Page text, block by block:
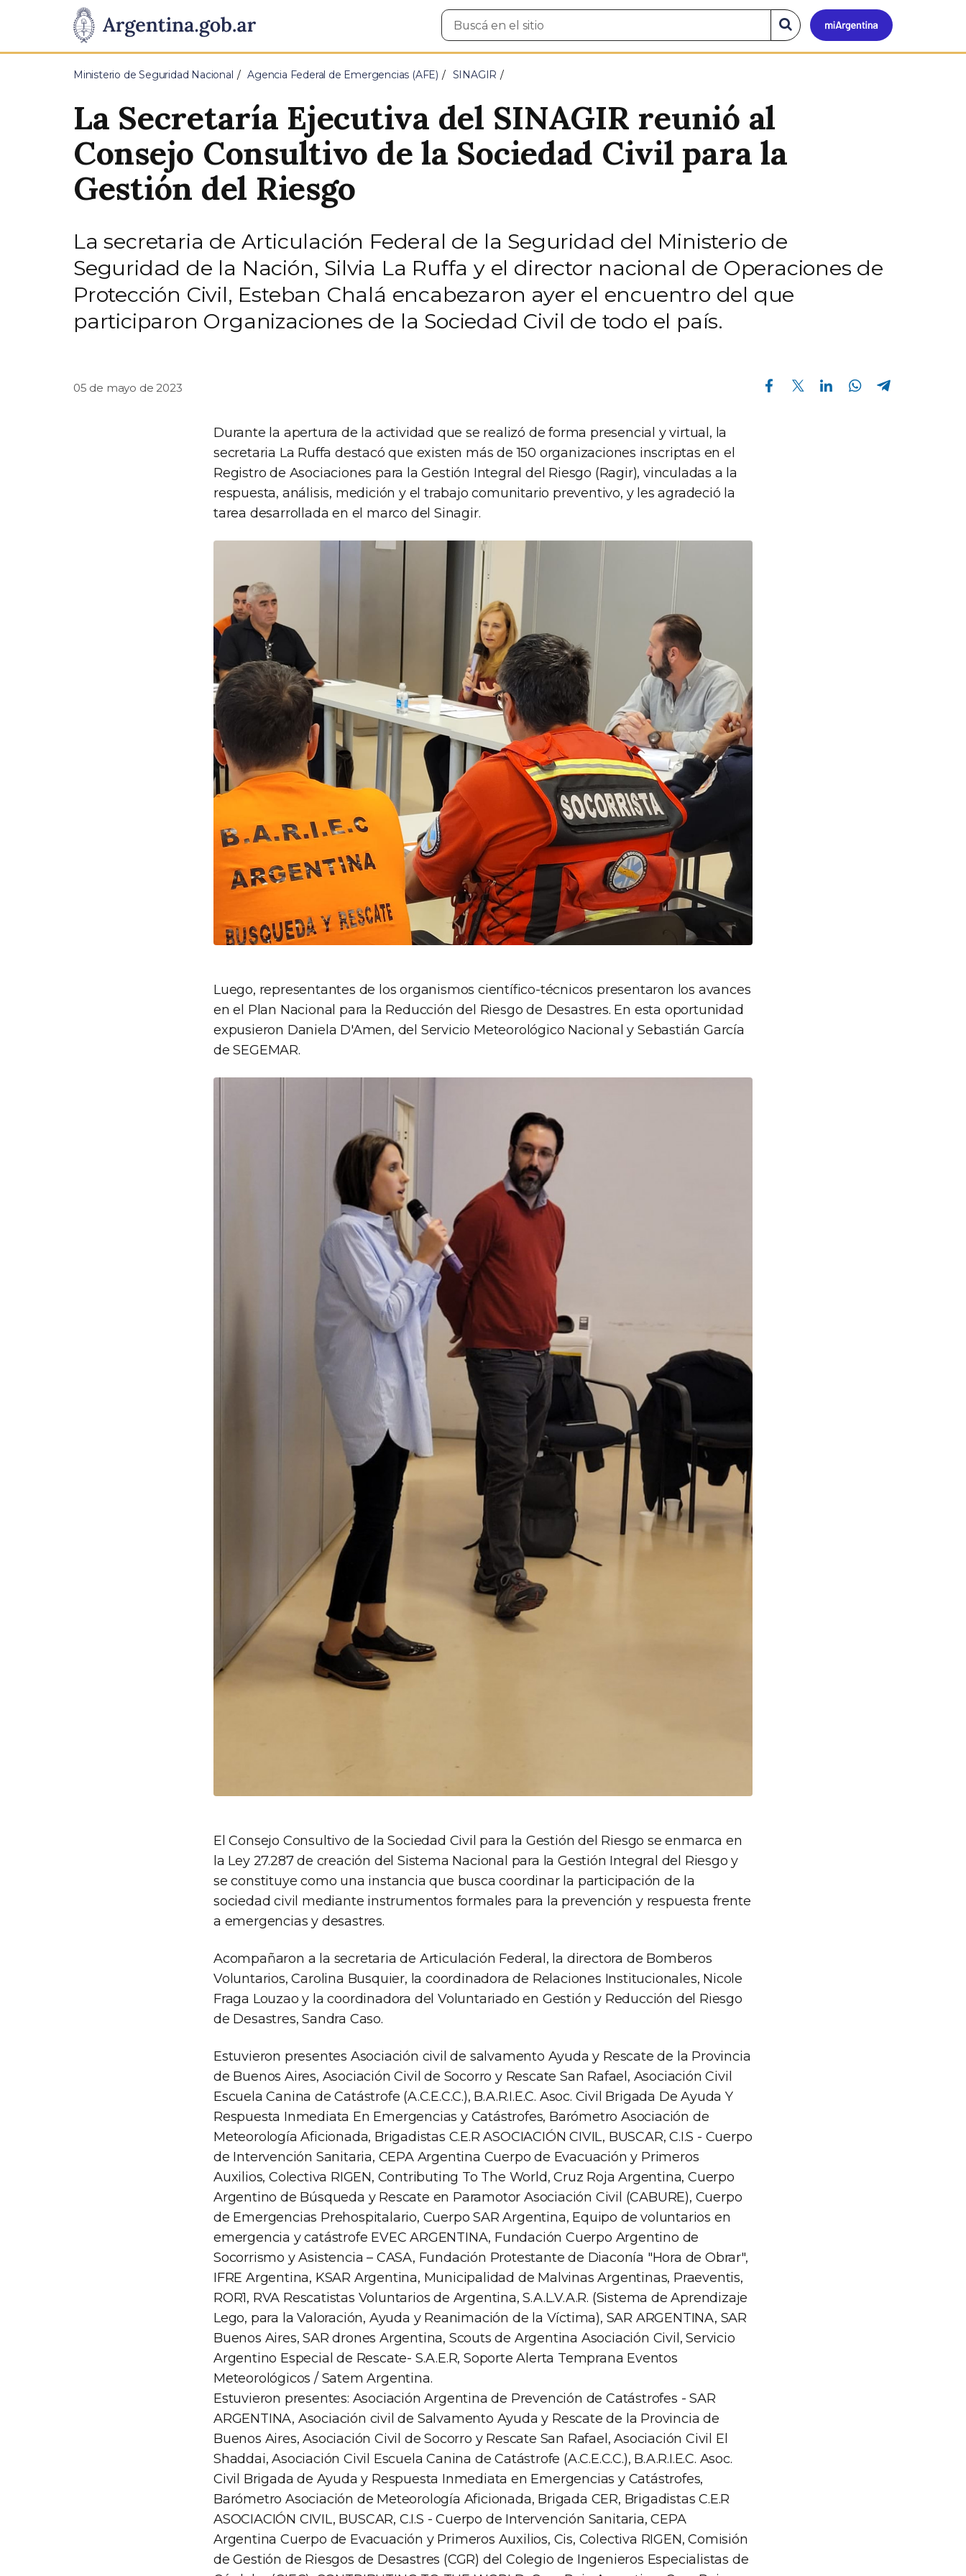
Presidencia
de
Pasar al contenido principal
Mi
Buscar
en
Buscar
en
el
Ministerio de Seguridad Nacional Agencia Federal de Emergencias (AFE) SINAGIR
La Secretaría Ejecutiva del SINAGIR reunió al
Consejo Consultivo de la Sociedad Civil para la
Gestión del Riesgo
La secretaria de Articulación Federal de la Seguridad del Ministerio de
Seguridad de la Nación, Silvia La Ruffa y el director nacional de Operaciones de
Protección Civil, Esteban Chalá encabezaron ayer el encuentro del que
participaron Organizaciones de la Sociedad Civil de todo el país.
05 de mayo de 2023
Compartir en Facebook Compartir en Twitter Compartir en Linkedin Compartir en Whatsapp
Durante la apertura de la actividad que se realizó de forma presencial y virtual, la
secretaria La Ruffa destacó que existen más de 150 organizaciones inscriptas en el
Registro de Asociaciones para la Gestión Integral del Riesgo (Ragir), vinculadas a la
respuesta, análisis, medición y el trabajo comunitario preventivo, y les agradeció la
tarea desarrollada en el marco del Sinagir.
Luego, representantes de los organismos científico-técnicos presentaron los avances
en el Plan Nacional para la Reducción del Riesgo de Desastres. En esta oportunidad
expusieron Daniela D'Amen, del Servicio Meteorológico Nacional y Sebastián García
de SEGEMAR.
El Consejo Consultivo de la Sociedad Civil para la Gestión del Riesgo se enmarca en
la Ley 27.287 de creación del Sistema Nacional para la Gestión Integral del Riesgo y
se constituye como una instancia que busca coordinar la participación de la
sociedad civil mediante instrumentos formales para la prevención y respuesta frente
a emergencias y desastres.
Acompañaron a la secretaria de Articulación Federal, la directora de Bomberos
Voluntarios, Carolina Busquier, la coordinadora de Relaciones Institucionales, Nicole
Fraga Louzao y la coordinadora del Voluntariado en Gestión y Reducción del Riesgo
de Desastres, Sandra Caso.
Estuvieron presentes Asociación civil de salvamento Ayuda y Rescate de la Provincia
de Buenos Aires, Asociación Civil de Socorro y Rescate San Rafael, Asociación Civil
Escuela Canina de Catástrofe (A.C.E.C.C.), B.A.R.I.E.C. Asoc. Civil Brigada De Ayuda Y
Respuesta Inmediata En Emergencias y Catástrofes, Barómetro Asociación de
Meteorología Aficionada, Brigadistas C.E.R ASOCIACIÓN CIVIL, BUSCAR, C.I.S - Cuerpo
de Intervención Sanitaria, CEPA Argentina Cuerpo de Evacuación y Primeros
Auxilios, Colectiva RIGEN, Contributing To The World, Cruz Roja Argentina, Cuerpo
Argentino de Búsqueda y Rescate en Paramotor Asociación Civil (CABURE), Cuerpo
de Emergencias Prehospitalario, Cuerpo SAR Argentina, Equipo de voluntarios en
emergencia y catástrofe EVEC ARGENTINA, Fundación Cuerpo Argentino de
Socorrismo y Asistencia – CASA, Fundación Protestante de Diaconía "Hora de Obrar",
IFRE Argentina, KSAR Argentina, Municipalidad de Malvinas Argentinas, Praeventis,
ROR1, RVA Rescatistas Voluntarios de Argentina, S.A.L.V.A.R. (Sistema de Aprendizaje
Lego, para la Valoración, Ayuda y Reanimación de la Víctima), SAR ARGENTINA, SAR
Buenos Aires, SAR drones Argentina, Scouts de Argentina Asociación Civil, Servicio
Argentino Especial de Rescate- S.A.E.R, Soporte Alerta Temprana Eventos
Meteorológicos / Satem Argentina.
Estuvieron presentes: Asociación Argentina de Prevención de Catástrofes - SAR
ARGENTINA, Asociación civil de Salvamento Ayuda y Rescate de la Provincia de
Buenos Aires, Asociación Civil de Socorro y Rescate San Rafael, Asociación Civil El
Shaddai, Asociación Civil Escuela Canina de Catástrofe (A.C.E.C.C.), B.A.R.I.E.C. Asoc.
Civil Brigada de Ayuda y Respuesta Inmediata en Emergencias y Catástrofes,
Barómetro Asociación de Meteorología Aficionada, Brigada CER, Brigadistas C.E.R
ASOCIACIÓN CIVIL, BUSCAR, C.I.S - Cuerpo de Intervención Sanitaria, CEPA
Argentina Cuerpo de Evacuación y Primeros Auxilios, Cis, Colectiva RIGEN, Comisión
de Gestión de Riesgos de Desastres (CGR) del Colegio de Ingenieros Especialistas de